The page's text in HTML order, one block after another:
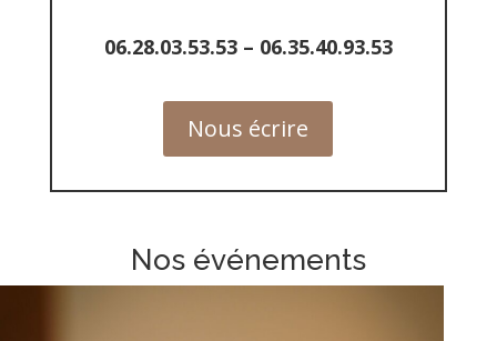
06.28.03.53.53– 06.35.40.93.53
Nous écrire
Nos événements